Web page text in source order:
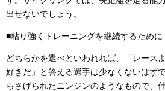
出せないでしょう。
■粘り強くトレーニングを継続するために
どちらかを選べといわれれば、「レース
好きだ」と答える選手は少なくないはず
らさげられたニンジンのようなもので、